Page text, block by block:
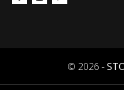
© 2026 -